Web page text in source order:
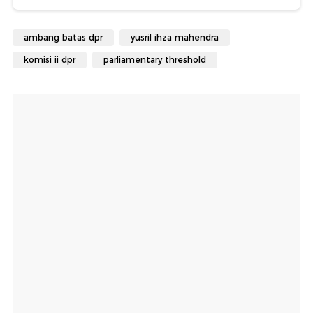
ambang batas dpr yusril ihza mahendra
komisi ii dpr parliamentary threshold